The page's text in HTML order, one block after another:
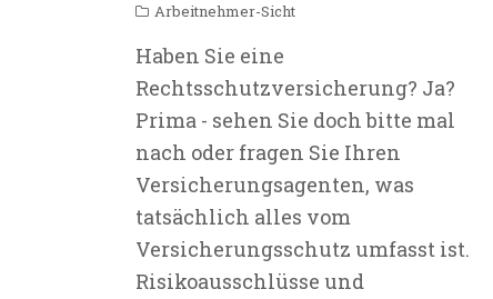
Arbeitnehmer-Sicht
Haben Sie eine
Rechtsschutzversicherung? Ja?
Prima - sehen Sie doch bitte mal
nach oder fragen Sie Ihren
Versicherungsagenten, was
tatsächlich alles vom
Versicherungsschutz umfasst ist.
Risikoausschlüsse und